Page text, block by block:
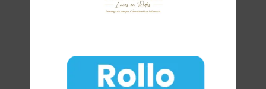
Club Oratoria Málaga